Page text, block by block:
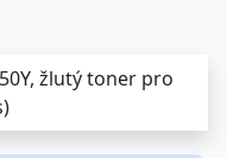
žlutý toner pro